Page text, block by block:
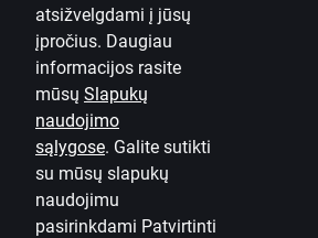
atsižvelgdami į jūsų
įpročius. Daugiau
informacijos rasite
mūsų Slapukų
naudojimo
sąlygose. Galite sutikti
su mūsų slapukų
naudojimu
pasirinkdami Patvirtinti
Apie banką
Žiniasklaidai
Karjera
Tinklaraštis
Taisyklės ir sąlygos